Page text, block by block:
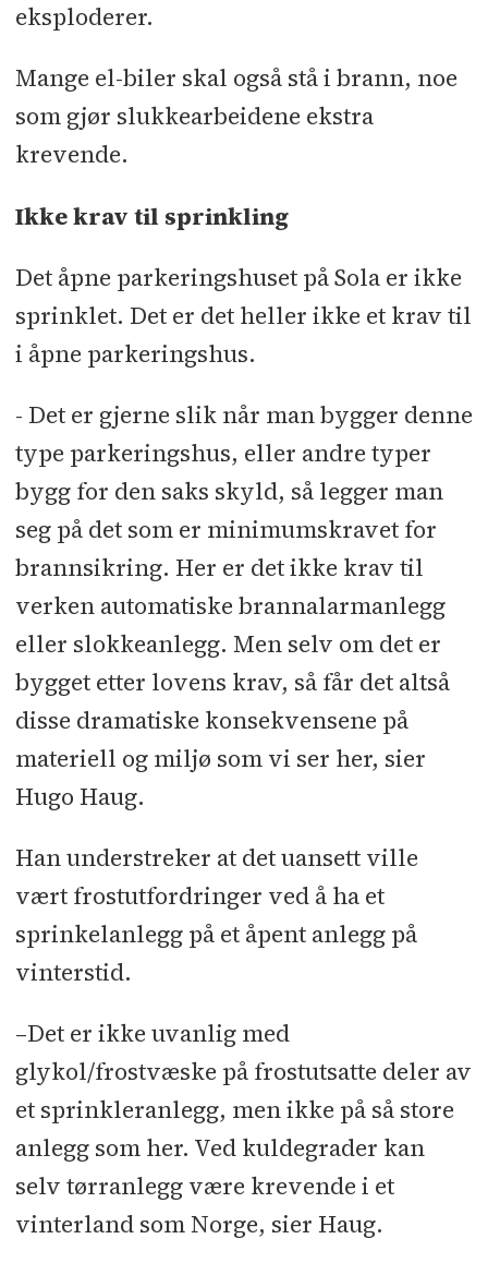
eksploderer.
Mange el-biler skal også stå i brann, noe
som gjør slukkearbeidene ekstra
krevende.
Ikke krav til sprinkling
Det åpne parkeringshuset på Sola er ikke
sprinklet. Det er det heller ikke et krav til
i åpne parkeringshus.
- Det er gjerne slik når man bygger denne
type parkeringshus, eller andre typer
bygg for den saks skyld, så legger man
seg på det som er minimumskravet for
brannsikring. Her er det ikke krav til
verken automatiske brannalarmanlegg
eller slokkeanlegg. Men selv om det er
bygget etter lovens krav, så får det altså
disse dramatiske konsekvensene på
materiell og miljø som vi ser her, sier
Hugo Haug.
Han understreker at det uansett ville
vært frostutfordringer ved å ha et
sprinkelanlegg på et åpent anlegg på
vinterstid.
–Det er ikke uvanlig med
glykol/frostvæske på frostutsatte deler av
et sprinkleranlegg, men ikke på så store
anlegg som her. Ved kuldegrader kan
selv tørranlegg være krevende i et
vinterland som Norge, sier Haug.